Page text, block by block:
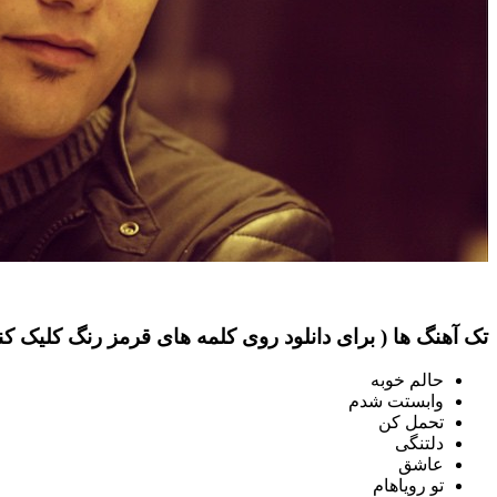
تک آهنگ ها ( برای دانلود روی کلمه های قرمز رنگ کلیک
حالم خوبه
وابستت شدم
تحمل کن
دلتنگی
عاشق
تو رویاهام